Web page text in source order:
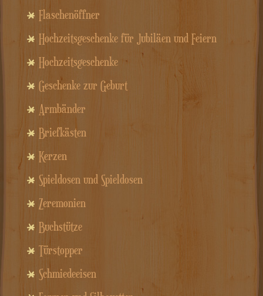
Flaschenöffner
Hochzeitsgeschenke für Jubiläen und Feiern
Hochzeitsgeschenke
Geschenke zur Geburt
Armbänder
Briefkästen
Kerzen
Spieldosen und Spieldosen
Zeremonien
Buchstütze
Türstopper
Schmiedeeisen